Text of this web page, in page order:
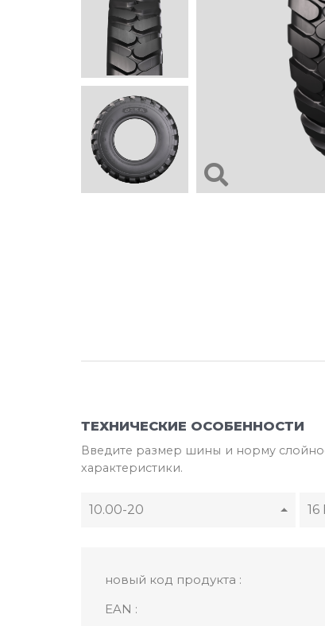
ТЕХНИЧЕСКИЕ ОСОБЕННОСТИ
Введите размер шины и норму
характеристики.
10.00-20 16
новый код продукта :
EAN :